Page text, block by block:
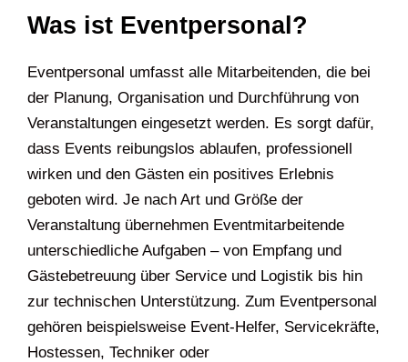
Was ist Eventpersonal?
Eventpersonal umfasst alle Mitarbeitenden, die bei
der Planung, Organisation und Durchführung von
Veranstaltungen eingesetzt werden. Es sorgt dafür,
dass Events reibungslos ablaufen, professionell
wirken und den Gästen ein positives Erlebnis
geboten wird. Je nach Art und Größe der
Veranstaltung übernehmen Eventmitarbeitende
unterschiedliche Aufgaben – von Empfang und
Gästebetreuung über Service und Logistik bis hin
zur technischen Unterstützung. Zum Eventpersonal
gehören beispielsweise Event-Helfer, Servicekräfte,
Hostessen, Techniker oder